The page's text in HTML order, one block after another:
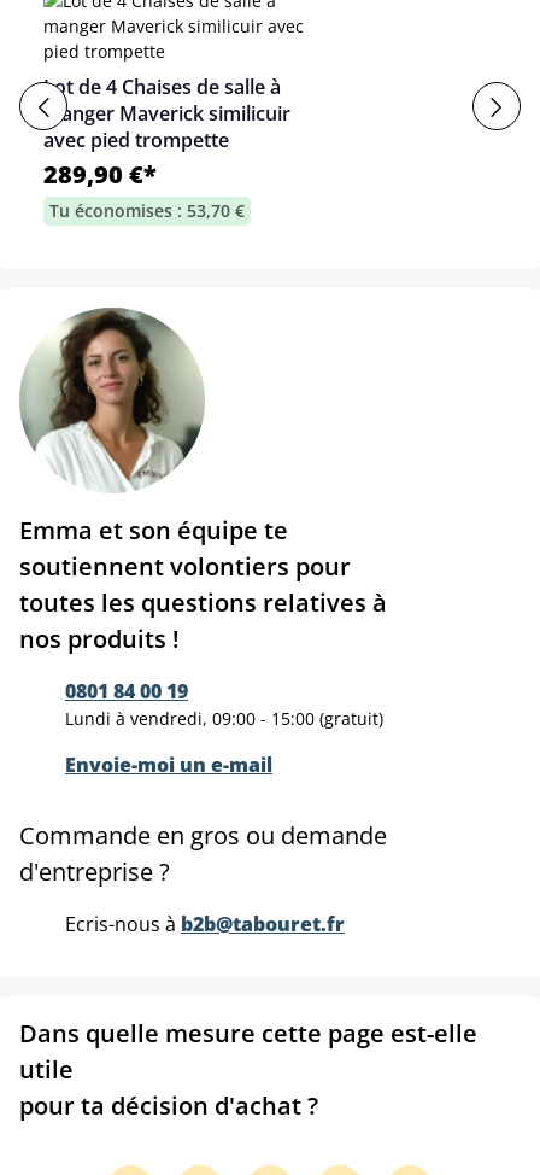
Lot de 4 Chaises de salle à
manger Maverick similicuir
avec pied trompette
289,90 €*
Tu économises : 53,70 €
Emma et son équipe te
soutiennent volontiers pour
toutes les questions relatives à
nos produits !
0801 84 00 19
Lundi à vendredi, 09:00 - 15:00 (gratuit)
Envoie-moi un e-mail
Commande en gros ou demande
d'entreprise ?
Ecris-nous à b2b@tabouret.fr
Dans quelle mesure cette page est-elle
utile
pour ta décision d'achat ?